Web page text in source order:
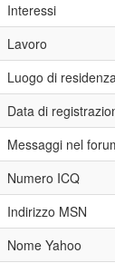
Interessi
Lavoro
Luogo di
Data di
Messaggi nel
Numero ICQ
Indirizzo MSN
Nome Yahoo